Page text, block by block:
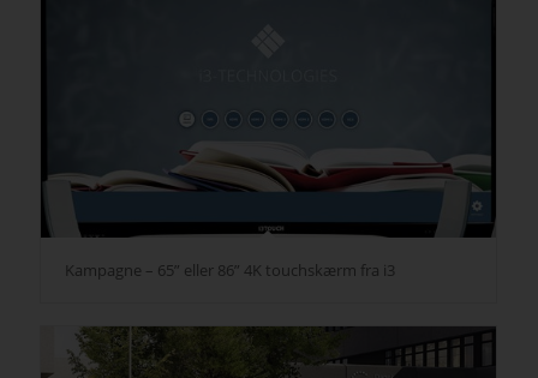
Kampagne – 65” eller 86” 4K touchskærm fra i3